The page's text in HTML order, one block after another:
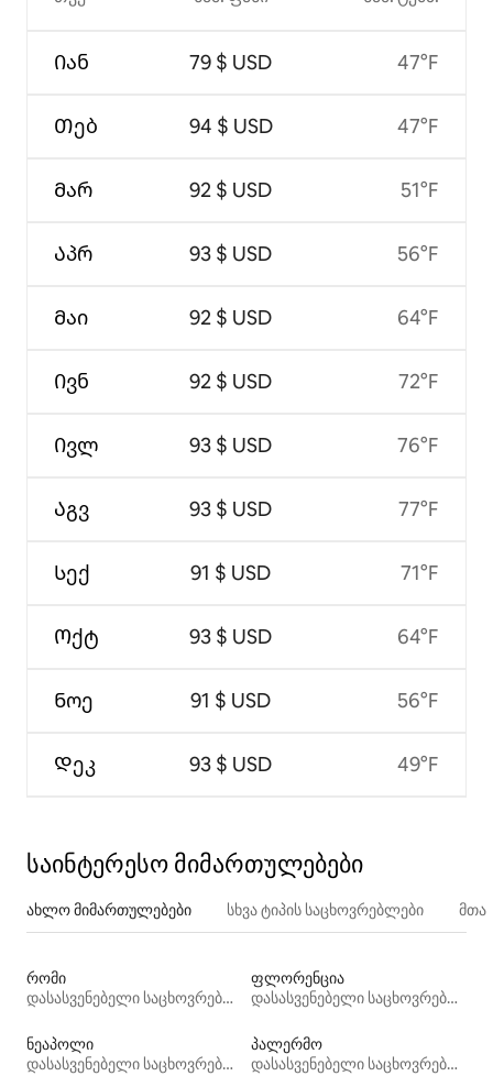
Იან
Თებ
Მარ
Აპრ
Მაი
Ივნ
Ივლ
Აგვ
Სექ
Ოქტ
Ნოე
Დეკ
79 $ USD
94 $ USD
92 $ USD
93 $ USD
92 $ USD
92 $ USD
93 $ USD
93 $ USD
91 $ USD
93 $ USD
91 $ USD
93 $ USD
47°F
47°F
51°F
56°F
64°F
72°F
76°F
77°F
71°F
64°F
56°F
49°F
საინტერესო მიმართულებები
ახლო მიმართულებები სხვა ტიპის საცხოვრებლები
რომი
დასასვენებელი საცხოვრებლები
ფლორენცია
დასასვენებელი საცხოვრებლები
ნეაპოლი
დასასვენებელი საცხოვრებლები
პალერმო
დასასვენებელი საცხოვრებლები